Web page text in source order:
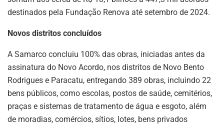
destinados pela Fundação Renova até setembro de 2024.
Novos distritos concluídos
A Samarco concluiu 100% das obras, iniciadas antes da
assinatura do Novo Acordo, nos distritos de Novo Bento
Rodrigues e Paracatu, entregando 389 obras, incluindo 22
bens públicos, como escolas, postos de saúde, cemitérios,
praças e sistemas de tratamento de água e esgoto, além
de moradias, comércios, sítios, lotes, bens privados